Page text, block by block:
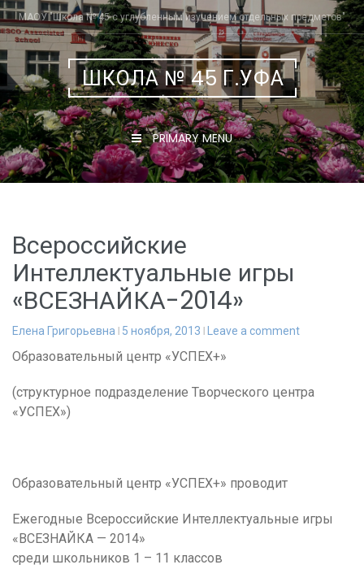
Skip
to
content
МАОУ "Школа № 45 с углубленным изучением отдельных предметов"
ШКОЛА № 45 Г.УФА
PRIMARY MENU
Всероссийские
Интеллектуальные игры
«ВСЕЗНАЙКА-2014»
Елена Григорьевна 5 ноября, 2013 Leave a comment
Образовательный центр «УСПЕХ+»
(структурное подразделение Творческого центра
«УСПЕХ»)
Образовательный центр «УСПЕХ+» проводит
Ежегодные Всероссийские Интеллектуальные игры
«ВСЕЗНАЙКА — 2014»
среди школьников 1 – 11 классов